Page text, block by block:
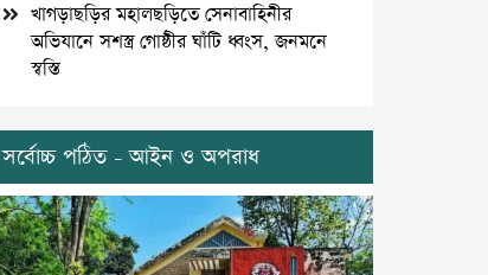
খাগড়াছড়ির মহালছড়িতে সেনাবাহিনীর
অভিযানে সশস্ত্র গোষ্ঠীর ঘাঁটি ধ্বংস, জনমনে
স্বস্তি
সর্বোচ্চ পঠিত - আইন ও অপরাধ